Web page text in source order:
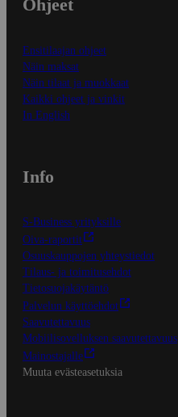
Ohjeet
Ensitilaajan ohjeet
Näin maksat
Näin tilaat ja muokkaat
Kaikki ohjeet ja vinkit
In English
Info
S-Business yrityksille
Oiva-raportit
Osuuskauppojen yhteystiedot
Tilaus- ja toimitusehdot
Tietosuojakäytäntö
Palvelun käyttöehdot
Saavutettavuus
Mobiilisovelluksen saavutettavuus
Mainostajalle
Muuta evästeasetuksia